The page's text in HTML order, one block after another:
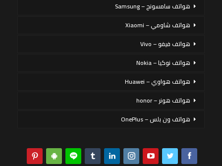
هواتف سامسونج – Samsung
هواتف شاومي – Xiaomi
هواتف فيفو – Vivo
هواتف نوكيا – Nokia
هواتف هواوي – Huawei
هواتف هونر – honor
هواتف ون بلس – OnePlus